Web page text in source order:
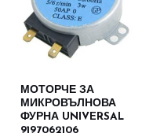
МОТОРЧЕ ЗА
МИКРОВЪЛНОВА
ФУРНА UNIVERSAL
9197062106